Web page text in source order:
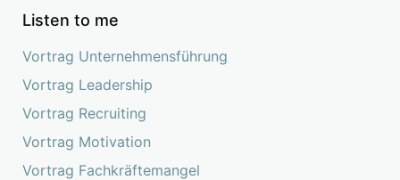
Listen to me
Vortrag Unternehmensführung
Vortrag Leadership
Vortrag Recruiting
Vortrag Motivation
Vortrag Fachkräftemangel